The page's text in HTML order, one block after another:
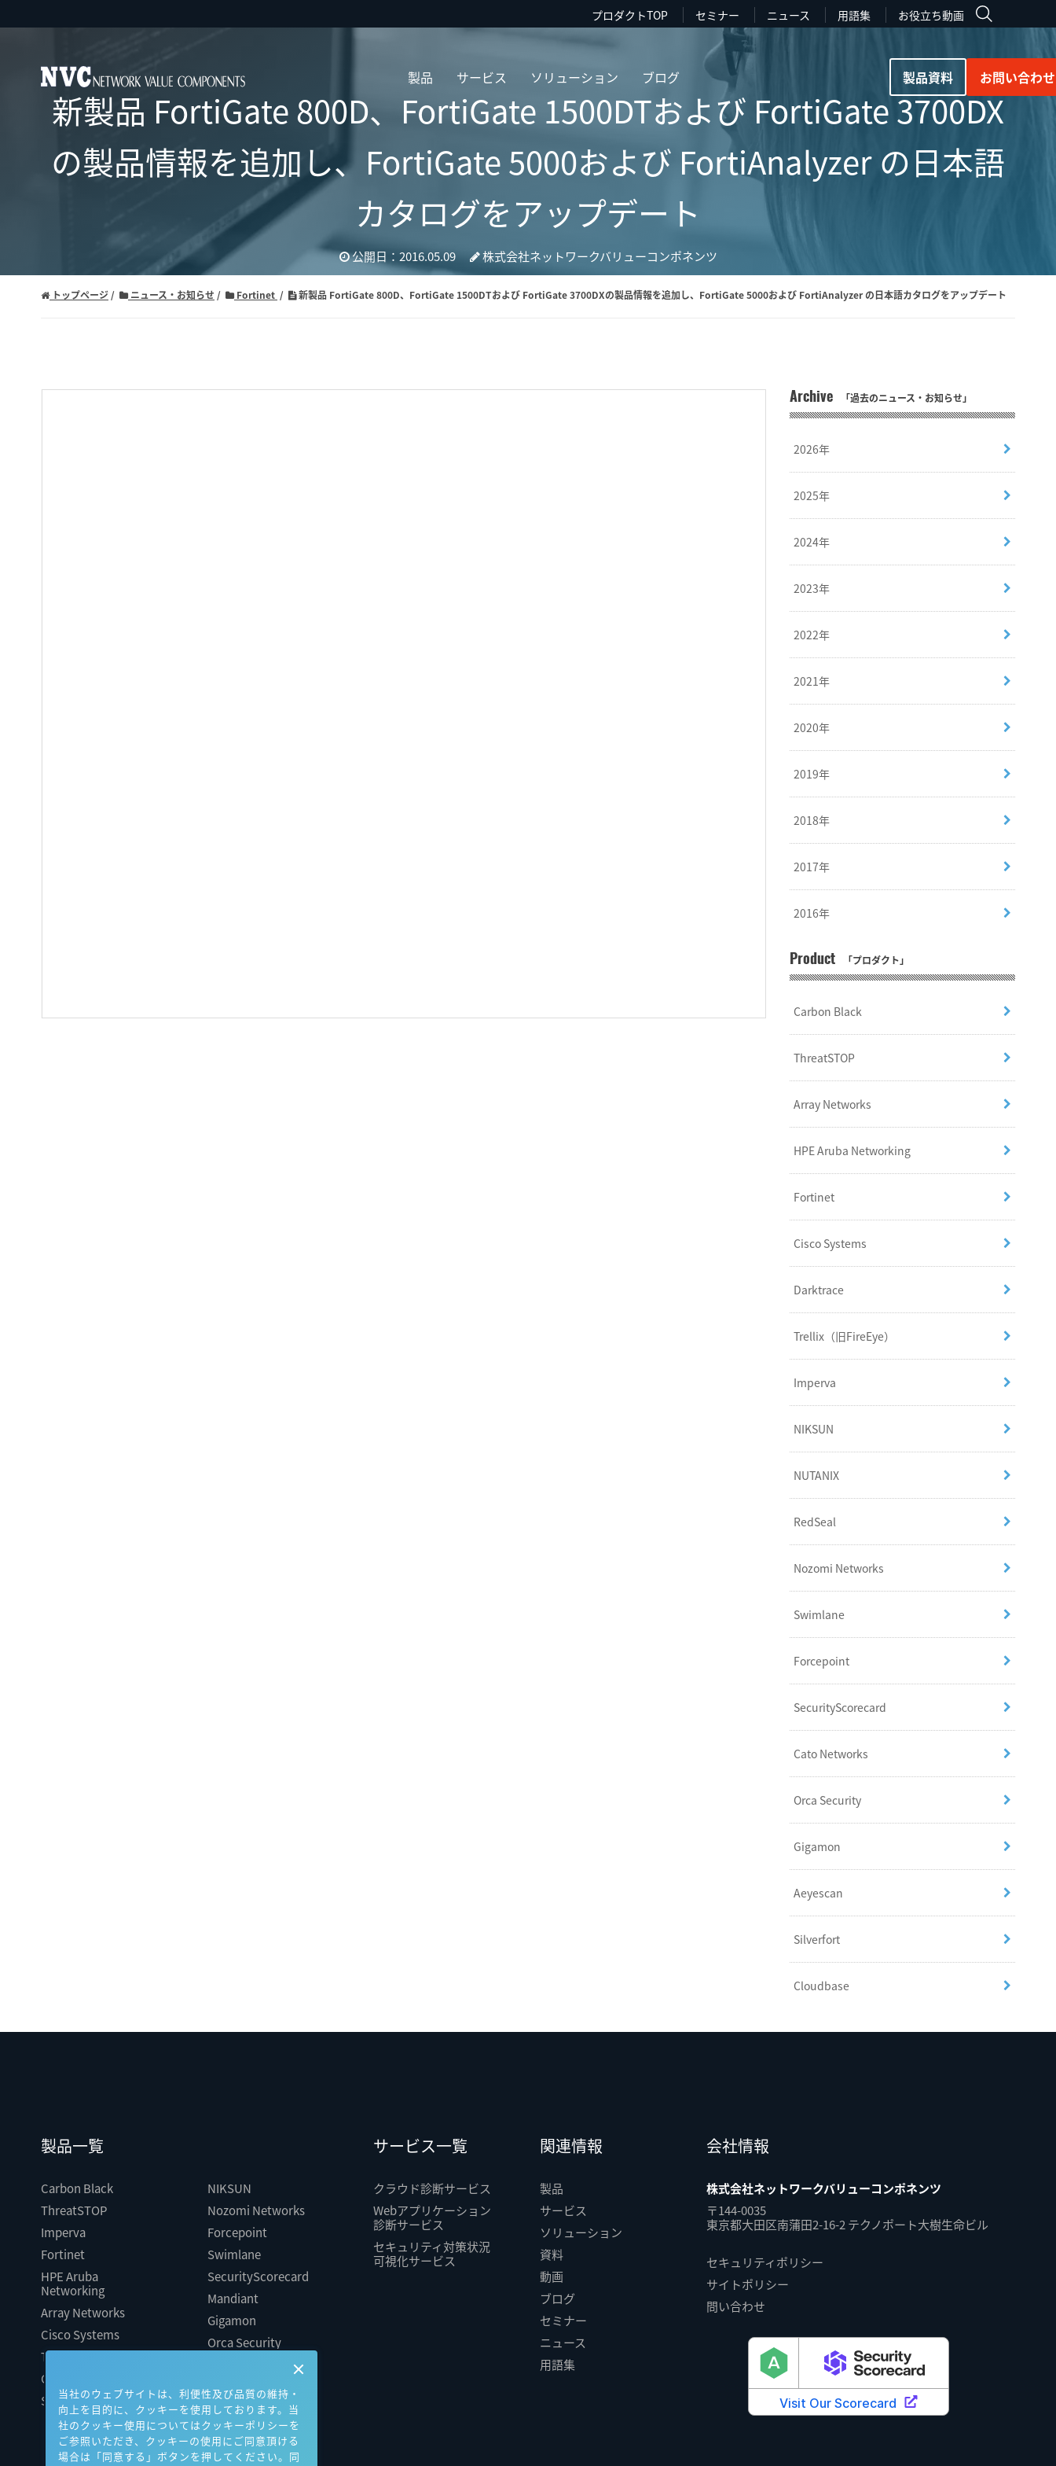
プロダクトTOP セミナー ニュース 用語集 お役立ち動画
製品 サービス ソリューション ブログ 製品資料 お問い合わせ
新製品 FortiGate 800D、FortiGate 1500DTおよび FortiGate 3700DX
の製品情報を追加し、FortiGate 5000および FortiAnalyzer の日本語
カタログをアップデート
公開日：2016.05.09 株式会社ネットワークバリューコンポネンツ
トップページ ニュース・お知らせ Fortinet 新製品 FortiGate 800D、FortiGate 1500DTおよび FortiGate 3700DXの製品情報を追加し、FortiGate 5000および FortiAnalyzer の日本語カタログをアップデート
Archive 「過去のニュース・お知らせ」
2026年
2025年
2024年
2023年
2022年
2021年
2020年
2019年
2018年
2017年
2016年
Product 「プロダクト」
Carbon Black
ThreatSTOP
Array Networks
HPE Aruba Networking
Fortinet
Cisco Systems
Darktrace
Trellix（旧FireEye）
Imperva
NIKSUN
NUTANIX
RedSeal
Nozomi Networks
Swimlane
Forcepoint
SecurityScorecard
Cato Networks
Orca Security
Gigamon
Aeyescan
Silverfort
Cloudbase
製品一覧
Carbon Black
ThreatSTOP
Imperva
Fortinet
HPE Aruba
Networking
Array Networks
Cisco Systems
Trellix（旧FireEye）
Cato Networks
Silverfort
NIKSUN
Nozomi Networks
Forcepoint
Swimlane
SecurityScorecard
Mandiant
Gigamon
Orca Security
Cloudbase
サービス一覧
クラウド診断サービス
Webアプリケーション
診断サービス
セキュリティ対策状況
可視化サービス
関連情報
製品
サービス
ソリューション
資料
動画
ブログ
セミナー
ニュース
用語集
会社情報
株式会社ネットワークバリューコンポネンツ
〒144-0035
東京都大田区南蒲田2-16-2 テクノポート大樹生命ビル
セキュリティポリシー
サイトポリシー
問い合わせ
当社のウェブサイトは、利便性及び品質の維持・
向上を目的に、クッキーを使用しております。当
社のクッキー使用についてはクッキーポリシーを
ご参照いただき、クッキーの使用にご同意頂ける
場合は「同意する」ボタンを押してください。同